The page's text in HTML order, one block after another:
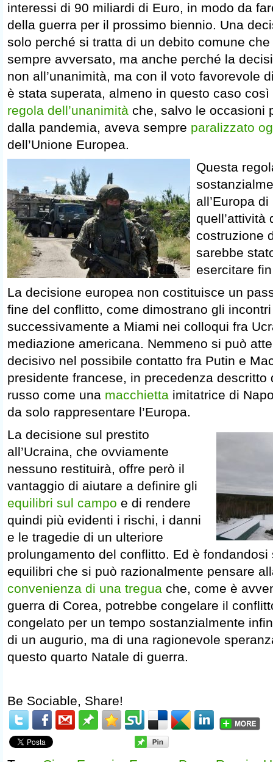
interessi di 90 miliardi di Euro, in modo da
della guerra per il prossimo biennio. Una
solo perché si tratta di un debito comune
sempre avversato, ma anche perché la
non all’unanimità, ma con il voto favorevole
è stata superata, almeno in questo caso
regola dell’unanimità che, salvo le occasioni
dalla pandemia, aveva sempre paralizzato
dell’Unione Europea.
Questa
all’Europa
quell’attività
costruzione
sarebbe
esercitare
La decisione europea non costituisce un
fine del conflitto, come dimostrano gli
successivamente a Miami nei colloqui fra
mediazione americana. Nemmeno si può
decisivo nel possibile contatto fra Putin e
presidente francese, in precedenza descritto
russo come una macchietta imitatrice di
da solo rappresentare l’Europa.
La decisione sul prestito
all’Ucraina, che ovviamente
nessuno restituirà, offre però il
vantaggio di aiutare a definire gli
equilibri sul campo e di rendere
quindi più evidenti i rischi, i danni
e le tragedie di un ulteriore
prolungamento del conflitto. Ed è
equilibri che si può razionalmente pensare
convenienza di una tregua che, come è
guerra di Corea, potrebbe congelare il
congelato per un tempo sostanzialmente
di un augurio, ma di una ragionevole
questo quarto Natale di guerra.
Be Sociable, Share!